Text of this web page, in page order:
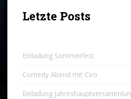
Letzte Posts
Einladung Sommerfest
Comedy Abend mit Ciro
Einladung